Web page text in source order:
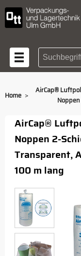
Home >
AirCap®
AirCap®
Noppen 2-
Transparent,
100 m lang